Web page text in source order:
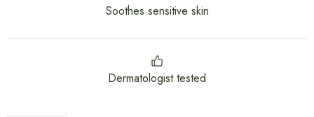
Soothes sensitive skin
Dermatologist tested